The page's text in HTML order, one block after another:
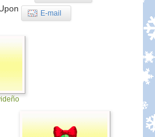
E-mail